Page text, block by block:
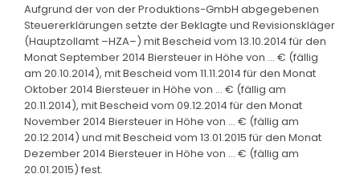
Aufgrund der von der Produktions-GmbH abgegebenen
Steuererklärungen setzte der Beklagte und Revisionskläger
(Hauptzollamt –HZA–) mit Bescheid vom 13.10.2014 für den
Monat September 2014 Biersteuer in Höhe von … € (fällig
am 20.10.2014), mit Bescheid vom 11.11.2014 für den Monat
Oktober 2014 Biersteuer in Höhe von … € (fällig am
20.11.2014), mit Bescheid vom 09.12.2014 für den Monat
November 2014 Biersteuer in Höhe von … € (fällig am
20.12.2014) und mit Bescheid vom 13.01.2015 für den Monat
Dezember 2014 Biersteuer in Höhe von … € (fällig am
20.01.2015) fest.